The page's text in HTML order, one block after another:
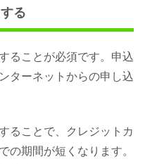
る
ることが必須です。申込
ターネットからの申し込
ることで、クレジットカ
の期間が短くなります。